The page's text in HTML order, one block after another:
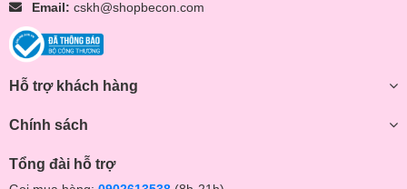
Email: cskh@shopbecon.com
Hỗ trợ khách hàng
Chính sách
Tổng đài hỗ trợ